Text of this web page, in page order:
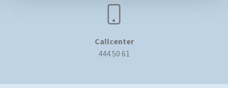
Callcenter
444 50 61